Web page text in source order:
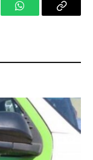
WhatsAppCopy